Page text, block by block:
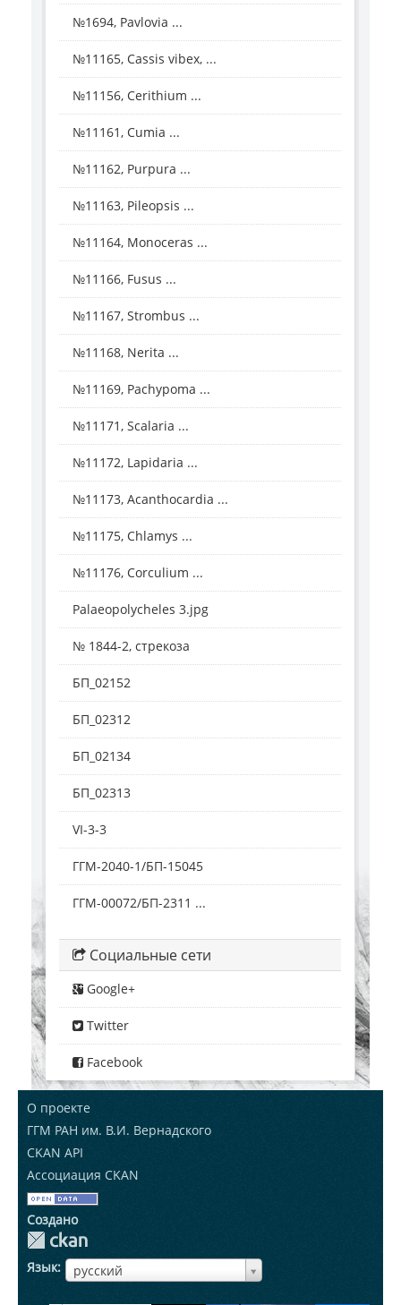
№1694, Pavlovia ...
№11165, Cassis vibex, ...
№11156, Cerithium ...
№11161, Cumia ...
№11162, Purpura ...
№11163, Pileopsis ...
№11164, Monoceras ...
№11166, Fusus ...
№11167, Strombus ...
№11168, Nerita ...
№11169, Pachypoma ...
№11171, Scalaria ...
№11172, Lapidaria ...
№11173, Acanthocardia ...
№11175, Chlamys ...
№11176, Corculium ...
Palaeopolycheles 3.jpg
№ 1844-2, стрекоза
БП_02152
БП_02312
БП_02134
БП_02313
VI-3-3
ГГМ-2040-1/БП-15045
ГГМ-00072/БП-2311 ...
Социальные сети
Google+
Twitter
Facebook
О проекте
ГГМ РАН им. В.И. Вернадского
CKAN API
Ассоциация CKAN
Создано
Язык русский
ЯзыкЯзык